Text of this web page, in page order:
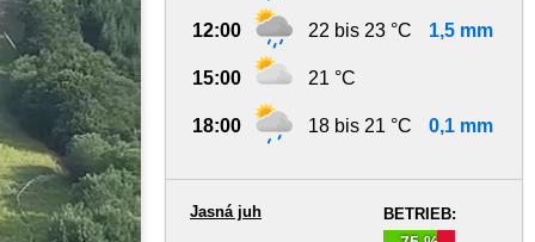
12:00 22 bis 23 °C 1,5 mm
15:00 21 °C
18:00 18 bis 21 °C 0,1 mm
BETRIEB:
Jasná juh